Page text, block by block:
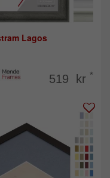
Lagos
519 kr *